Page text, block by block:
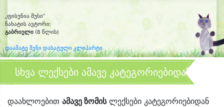
„ფისუნია მუსი“
ნახატის ავტორი:
გაბრიელი (8 წლის)
დაამატე შენი დახატული კლიპარტი
სხვა ლექსები ამავე კატეგორიებიდან
დაახლოებით ამავე ზომისლექსები კატეგორიებიდან